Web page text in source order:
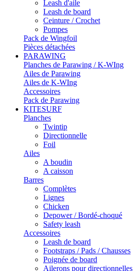
Leash d'aile
Leash de board
Ceinture / Crochet
Pompes
Pack de Wingfoil
Pièces détachées
PARAWING
Planches de Parawing / K-WIng
Ailes de Parawing
Ailes de K-WIng
Accessoires
Pack de Parawing
KITESURF
Planches
Twintip
Directionnelle
Foil
Ailes
A boudin
A caisson
Barres
Complètes
Lignes
Chicken
Depower / Bordé-choqué
Safety leash
Accessoires
Leash de board
Footstraps / Pads / Chausses
Poignée de board
Ailerons pour directionnelles